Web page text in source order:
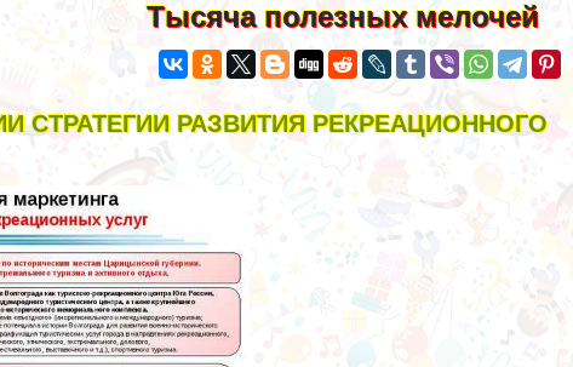
Тысяча полезных мелочей
РАЗВИТИЯ РЕКРЕАЦИОННОГО